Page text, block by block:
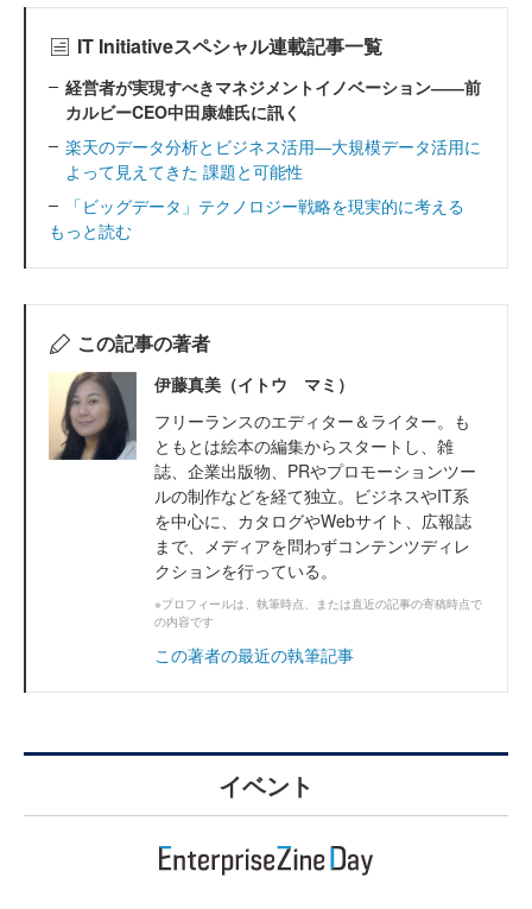
IT Initiativeスペシャル連載記事一覧
経営者が実現すべきマネジメントイノベーション――前
カルビーCEO中田康雄氏に訊く
楽天のデータ分析とビジネス活用―大規模データ活用に
よって見えてきた 課題と可能性
「ビッグデータ」テクノロジー戦略を現実的に考える
もっと読む
この記事の著者
伊藤真美（イトウ マミ）
フリーランスのエディター＆ライター。も
ともとは絵本の編集からスタートし、雑
誌、企業出版物、PRやプロモーションツー
ルの制作などを経て独立。ビジネスやIT系
を中心に、カタログやWebサイト、広報誌
まで、メディアを問わずコンテンツディレ
クションを行っている。
※プロフィールは、執筆時点、または直近の記事の寄稿時点で
の内容です
この著者の最近の執筆記事
イベント